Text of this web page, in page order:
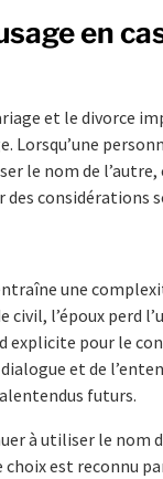
en
et le divorce
Lorsqu’une
le nom de l’autre,
considérations
une
l’époux perd
explicite pour le
et de
futurs.
à utiliser le nom
choix est reconnu